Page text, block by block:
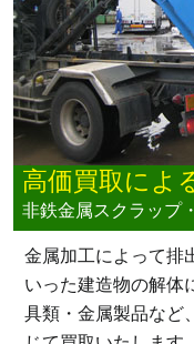
高価買取によ
非鉄金属スクラップ
金属加工によって排
いった建造物の解体
具類・金属製品など